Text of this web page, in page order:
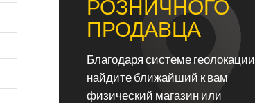
РОЗНИЧНОГО
ПРОДАВЦА
Благодаря системе геолокации
найдите ближайший к вам
физический магазин или